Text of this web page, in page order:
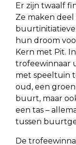
Er zijn twaalf
Ze maken
hun droom
Kern met Pit.
trofeewinnaar
met speeltuin
oud, een
buurt, maar
een tas –
tussen
De